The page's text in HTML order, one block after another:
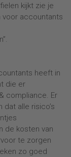
kijkt zie je
voor accountants
heeft in
die er
compliance. Er
alle risico’s
de kosten van
te zorgen
zo goed